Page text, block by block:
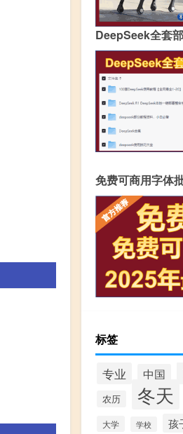
DeepSeek全套
免费可商用字体
标签
专业 中国
农历 冬天
大学 学校 孩